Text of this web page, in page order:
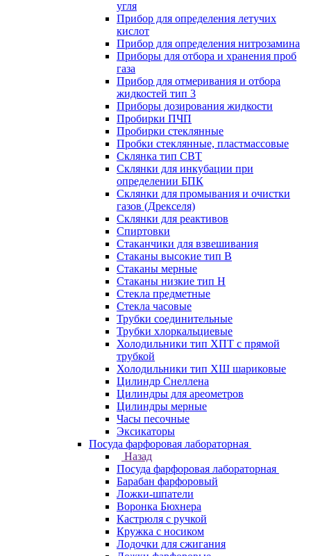
угля
Прибор для определения летучих
кислот
Прибор для определения нитрозамина
Приборы для отбора и хранения проб
газа
Прибор для отмеривания и отбора
жидкостей тип 3
Приборы дозирования жидкости
Пробирки ПЧП
Пробирки стеклянные
Пробки стеклянные, пластмассовые
Склянка тип СВТ
Склянки для инкубации при
определении БПК
Склянки для промывания и очистки
газов (Дрекселя)
Склянки для реактивов
Спиртовки
Стаканчики для взвешивания
Стаканы высокие тип В
Стаканы мерные
Стаканы низкие тип Н
Стекла предметные
Стекла часовые
Трубки соединительные
Трубки хлоркальциевые
Холодильники тип ХПТ с прямой
трубкой
Холодильники тип ХШ шариковые
Цилиндр Снеллена
Цилиндры для ареометров
Цилиндры мерные
Часы песочные
Эксикаторы
Посуда фарфоровая лабораторная
Назад
Посуда фарфоровая лабораторная
Барабан фарфоровый
Ложки-шпатели
Воронка Бюхнера
Кастрюля с ручкой
Кружка с носиком
Лодочки для сжигания